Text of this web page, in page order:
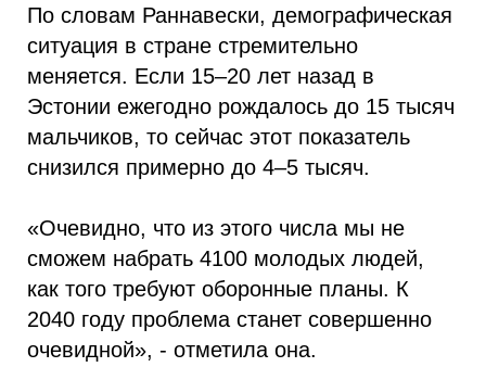
По словам Раннавески, демографическая
ситуация в стране стремительно
меняется. Если 15–20 лет назад в
Эстонии ежегодно рождалось до 15 тысяч
мальчиков, то сейчас этот показатель
снизился примерно до 4–5 тысяч.
«Очевидно, что из этого числа мы не
сможем набрать 4100 молодых людей,
как того требуют оборонные планы. К
2040 году проблема станет совершенно
очевидной», - отметила она.